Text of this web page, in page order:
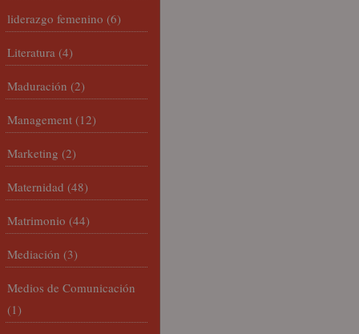
liderazgo femenino (6)
Literatura (4)
Maduración (2)
Management (12)
Marketing (2)
Maternidad (48)
Matrimonio (44)
Mediación (3)
Medios de Comunicación
(1)